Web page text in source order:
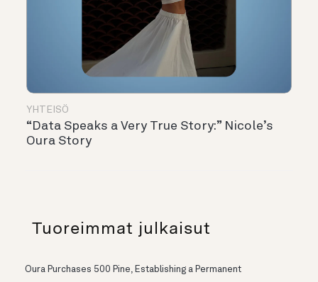
YHTEISÖ
“Data Speaks a Very True Story:” Nicole’s
Oura Story
Tuoreimmat julkaisut
Oura Purchases 500 Pine, Establishing a Permanent